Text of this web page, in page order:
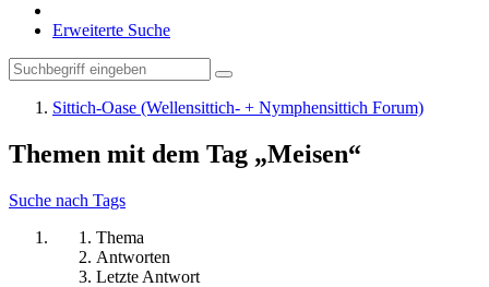
Erweiterte Suche
Sittich-Oase (Wellensittich- + Nymphensittich Forum)
Themen mit dem Tag „Meisen“
Suche nach Tags
Thema
Antworten
Letzte Antwort